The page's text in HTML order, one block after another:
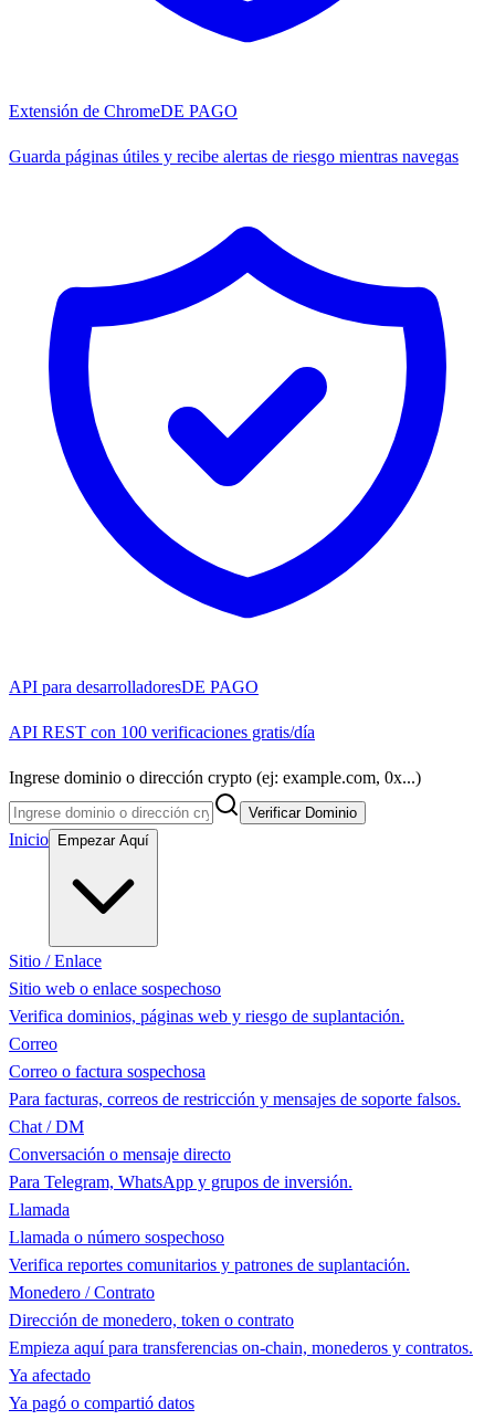
Extensión de ChromeDE PAGO
Guarda páginas útiles y recibe alertas de riesgo mientras navegas
API para desarrolladoresDE PAGO
API REST con 100 verificaciones gratis/día
Ingrese dominio o dirección crypto (ej: example.com, 0x...)
Verificar Dominio
Inicio Empezar Aquí
Sitio / Enlace
Sitio web o enlace sospechoso
Verifica dominios, páginas web y riesgo de suplantación.
Correo
Correo o factura sospechosa
Para facturas, correos de restricción y mensajes de soporte falsos.
Chat / DM
Conversación o mensaje directo
Para Telegram, WhatsApp y grupos de inversión.
Llamada
Llamada o número sospechoso
Verifica reportes comunitarios y patrones de suplantación.
Monedero / Contrato
Dirección de monedero, token o contrato
Empieza aquí para transferencias on-chain, monederos y contratos.
Ya afectado
Ya pagó o compartió datos